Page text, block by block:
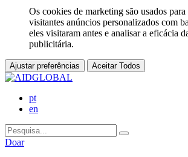
Os cookies de marketing são usados para
visitantes anúncios personalizados com
eles visitaram antes e analisar a eficácia
publicitária.
Ajustar preferências Aceitar Todos
pt
en
Doar